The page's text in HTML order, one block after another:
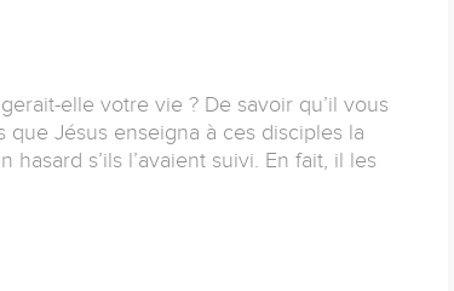
elle votre vie ? De savoir qu’il vous
Jésus enseigna à ces disciples la
s’ils l’avaient suivi. En fait, il les